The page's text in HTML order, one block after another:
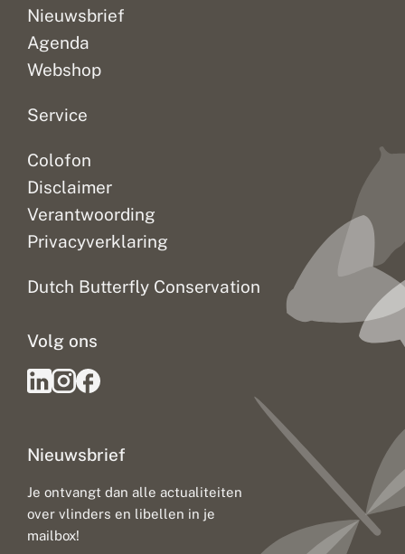
Nieuwsbrief
Agenda
Webshop
Service
Colofon
Disclaimer
Verantwoording
Privacyverklaring
Dutch Butterfly Conservation
Nieuwsbrief
Je ontvangt dan alle actualiteiten
over vlinders en libellen in je
mailbox!
Volg ons